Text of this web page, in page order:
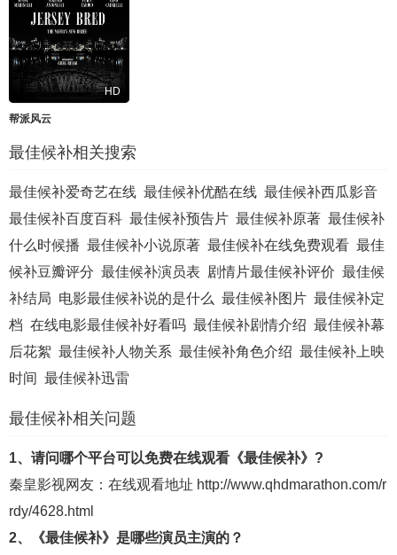
HD
帮派风云
最佳候补相关搜索
最佳候补爱奇艺在线 最佳候补优酷在线 最佳候补西瓜影音
最佳候补百度百科 最佳候补预告片 最佳候补原著 最佳候补
什么时候播 最佳候补小说原著 最佳候补在线免费观看 最佳
候补豆瓣评分 最佳候补演员表 剧情片最佳候补评价 最佳候
补结局 电影最佳候补说的是什么 最佳候补图片 最佳候补定
档 在线电影最佳候补好看吗 最佳候补剧情介绍 最佳候补幕
后花絮 最佳候补人物关系 最佳候补角色介绍 最佳候补上映
时间 最佳候补迅雷
最佳候补相关问题
1、请问哪个平台可以免费在线观看《最佳候补》?
秦皇影视网友：在线观看地址 http://www.qhdmarathon.com/r
rdy/4628.html
2、《最佳候补》是哪些演员主演的？